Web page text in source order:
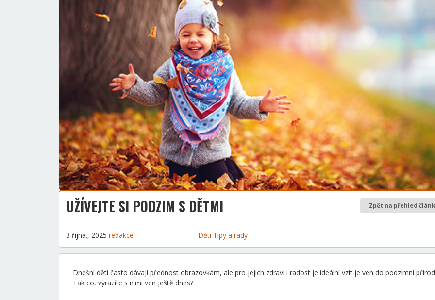
UŽÍVEJTE SI PODZIM S DĚTMI Zpět na přehled
3 října., 2025 redakce Děti Tipy a rady
Dnešní děti často dávají přednost obrazovkám, ale pro jejich zdraví i radost je ideální vzít je ven do podzimní
Tak co, vyrazíte s nimi ven ještě dnes?